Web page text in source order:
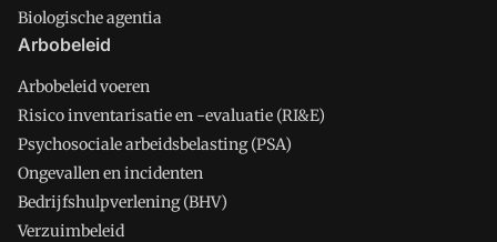
Biologische agentia
Arbobeleid
Arbobeleid voeren
Risico inventarisatie en -evaluatie (RI&E)
Psychosociale arbeidsbelasting (PSA)
Ongevallen en incidenten
Bedrijfshulpverlening (BHV)
Verzuimbeleid